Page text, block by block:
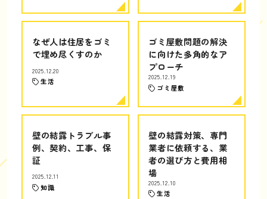
なぜ人は住居をゴミ
で埋め尽くすのか
2025.12.20
生活
ゴミ屋敷問題の解決
に向けた多角的なア
プローチ
2025.12.19
ゴミ屋敷
壁の結露トラブル事
例、契約、工事、保
証
2025.12.11
知識
壁の結露対策、専門
業者に依頼する、業
者の選び方と費用相
場
2025.12.10
生活